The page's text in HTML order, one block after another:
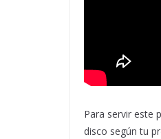
Para servir este
disco según tu